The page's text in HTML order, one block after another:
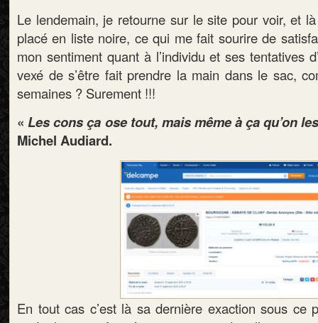
Le lendemain, je retourne sur le site pour voir, et
placé en liste noire, ce qui me fait sourire de
mon sentiment quant à l’individu et ses tentatives
vexé de s’être fait prendre la main dans le sac,
semaines ? Surement !!!
«Les cons ça ose tout, mais même à ça qu’on
Michel Audiard.
En tout cas c’est là sa dernière exaction sous ce